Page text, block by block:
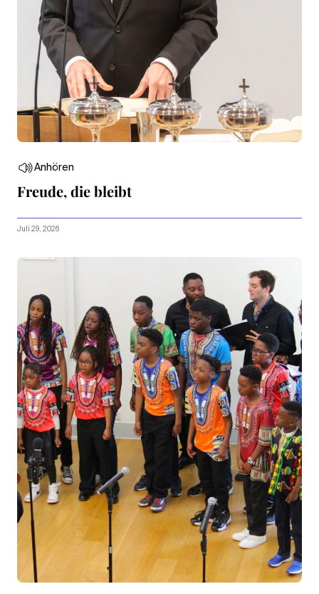
Anhören
Freude, die bleibt
Juli 29, 2026